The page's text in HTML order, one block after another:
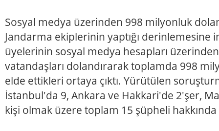
Sosyal medya üzerinden 998 milyonluk
Jandarma ekiplerinin yaptığı derinlemesine
üyelerinin sosyal medya hesapları
vatandaşları dolandırarak toplamda 998
elde ettikleri ortaya çıktı. Yürütülen
İstanbul'da 9, Ankara ve Hakkari'de 2'şer,
kişi olmak üzere toplam 15 şüpheli hakkında